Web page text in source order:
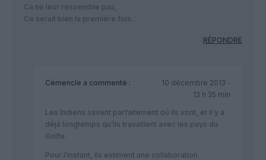
Ca ne leur ressemble pas,
Ce serait bien la première fois..
RÉPONDRE
Cémencle a commenté :
10 décembre 2013 -
13 h 35 min
Les Indiens savent parfaitement où ils vont, et il y a
déjà longtemps qu’ils travaillent avec les pays du
Golfe.
Pour l’instant, ils estiment une collaboration